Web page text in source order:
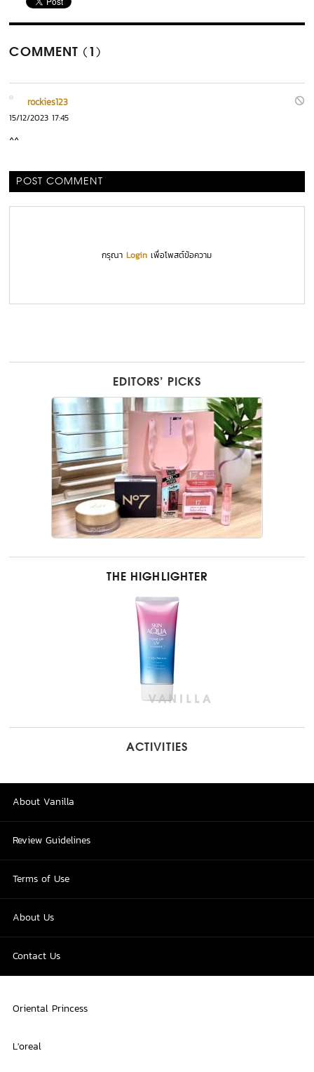
COMMENT (1)
rockies123
15/12/2023 17:45
^^
POST COMMENT
กรุณาLogin เพื่อโพสต์ข้อความ
EDITORS’ PICKS
THE HIGHLIGHTER
ACTIVITIES
About Vanilla
Review Guidelines
Terms of Use
About Us
Contact Us
Oriental Princess
L'oreal